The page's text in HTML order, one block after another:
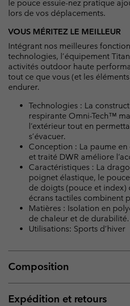
le pouce essuie-nez pratique
lors de vos déplacements.
VOUS MÉRITEZ LE MEILLEUR
Intégrant nos meilleures
technologies, l’équipement
activités outdoor haute
tout ce que vous (et les
endurer.
Technologies : La
respirante Omni-Tech™
l’extérieur tout en
s’évacuer.
Conception : La paume
et traité DWR améliore
Caractéristiques : La
poignet élastique, le
de doigts (pouce et index)
écrans tactiles combinent
Matières : Isolation en
de chaleur et de durabilité.
Utilisations: Sports d’hiver
Composition
Expédition et retours